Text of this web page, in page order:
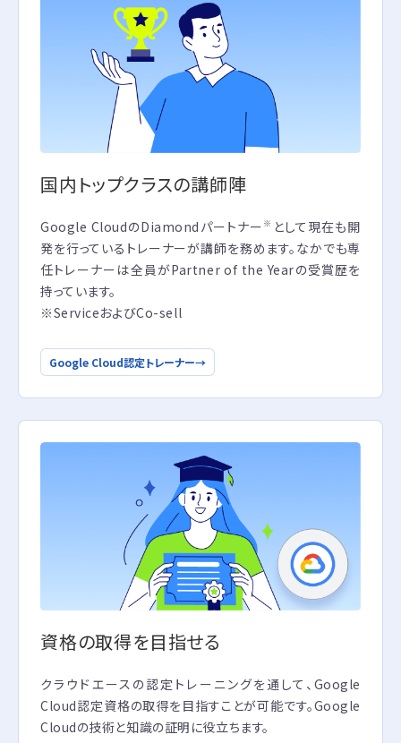
国内トップクラスの講師陣
Google CloudのDiamondパートナー ※ として現在も開
発を行っているトレーナーが講師を務めます。なかでも専
任トレーナーは全員がPartner of the Yearの受賞歴を
持っています。
※ServiceおよびCo-sell
Google Cloud認定トレーナー→
資格の取得を目指せる
クラウドエースの認定トレーニングを通して、Google
Cloud認定資格の取得を目指すことが可能です。Google
Cloudの技術と知識の証明に役立ちます。